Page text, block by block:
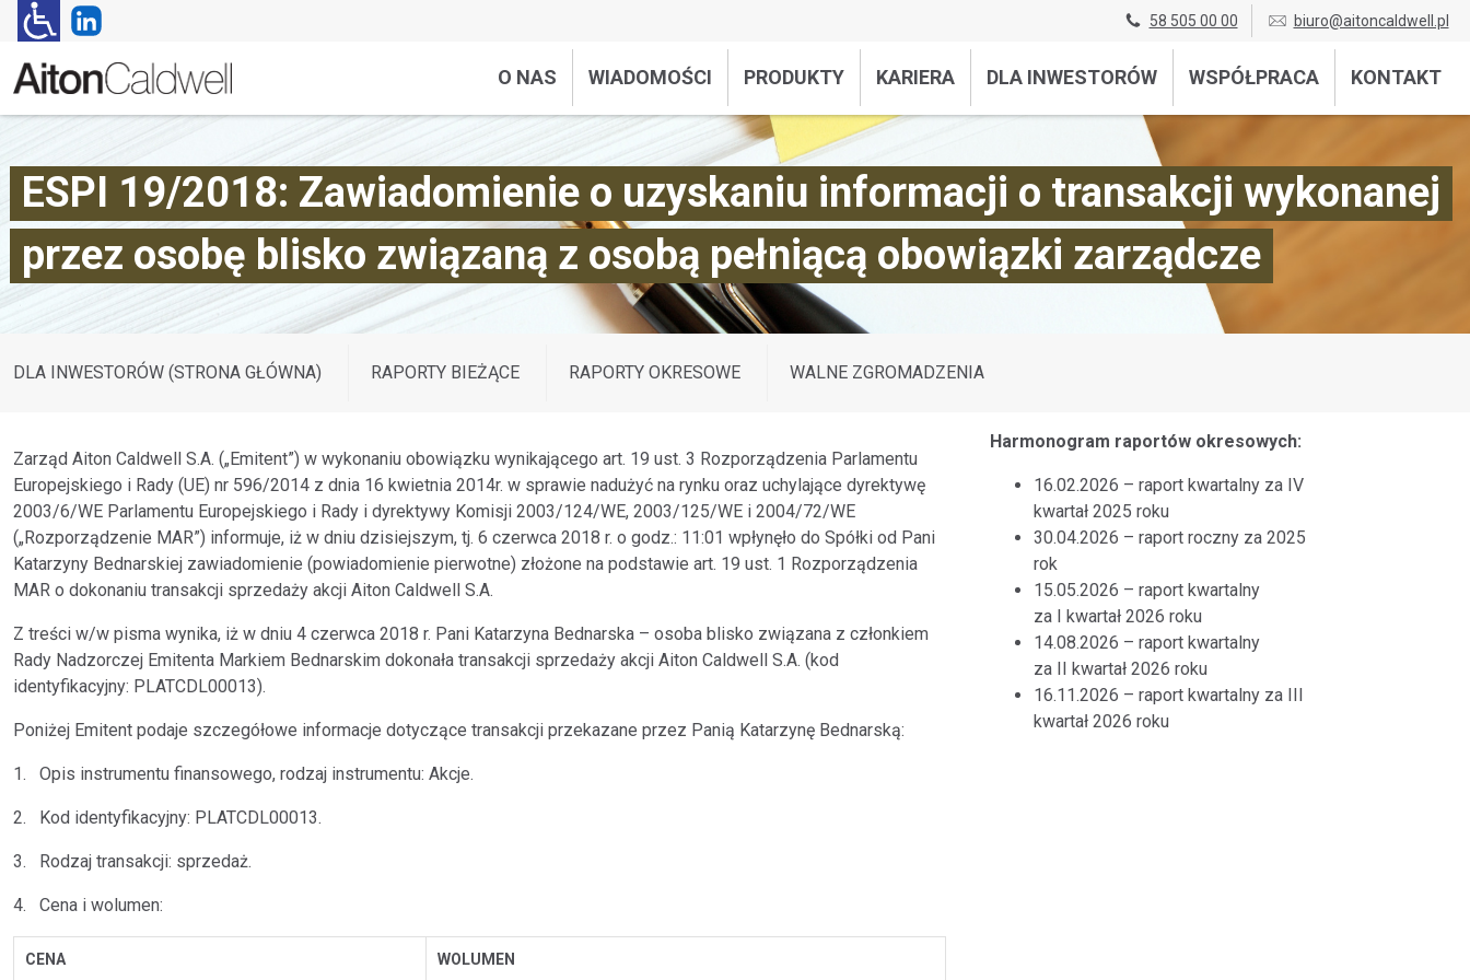
58 505 00 00 biuro@aitoncaldwell.pl
O NAS WIADOMOŚCI PRODUKTY KARIERA DLA INWESTORÓW WSPÓŁPRACA KONTAKT
ESPI 19/2018: Zawiadomienie o uzyskaniu informacji o transakcji wykonanej
przez osobę blisko związaną z osobą pełniącą obowiązki zarządcze
DLA INWESTORÓW (STRONA GŁÓWNA) RAPORTY BIEŻĄCE RAPORTY OKRESOWE WALNE ZGROMADZENIA
Zarząd Aiton Caldwell S.A. („Emitent”) w wykonaniu obowiązku wynikającego art. 19 ust. 3 Rozporządzenia Parlamentu
Europejskiego i Rady (UE) nr 596/2014 z dnia 16 kwietnia 2014r. w sprawie nadużyć na rynku oraz uchylające dyrektywę
2003/6/WE Parlamentu Europejskiego i Rady i dyrektywy Komisji 2003/124/WE, 2003/125/WE i 2004/72/WE
(„Rozporządzenie MAR”) informuje, iż w dniu dzisiejszym, tj. 6 czerwca 2018 r. o godz.: 11:01 wpłynęło do Spółki od Pani
Katarzyny Bednarskiej zawiadomienie (powiadomienie pierwotne) złożone na podstawie art. 19 ust. 1 Rozporządzenia
MAR o dokonaniu transakcji sprzedaży akcji Aiton Caldwell S.A.
Z treści w/w pisma wynika, iż w dniu 4 czerwca 2018 r. Pani Katarzyna Bednarska – osoba blisko związana z członkiem
Rady Nadzorczej Emitenta Markiem Bednarskim dokonała transakcji sprzedaży akcji Aiton Caldwell S.A. (kod
identyfikacyjny: PLATCDL00013).
Poniżej Emitent podaje szczegółowe informacje dotyczące transakcji przekazane przez Panią Katarzynę Bednarską:
1. Opis instrumentu finansowego, rodzaj instrumentu: Akcje.
2. Kod identyfikacyjny: PLATCDL00013.
3. Rodzaj transakcji: sprzedaż.
4. Cena i wolumen:
CENA WOLUMEN
Harmonogram raportów okresowych:
16.02.2026 – raport kwartalny za IV
kwartał 2025 roku
30.04.2026 – raport roczny za 2025
rok
15.05.2026 – raport kwartalny
za I kwartał 2026 roku
14.08.2026 – raport kwartalny
za II kwartał 2026 roku
16.11.2026 – raport kwartalny za III
kwartał 2026 roku